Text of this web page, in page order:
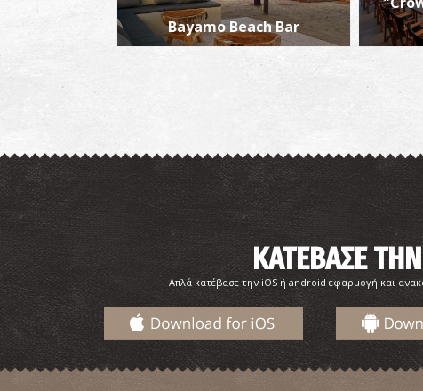
Bayamo Beach Bar
ΚΑΤΕΒΑΣΕ
Απλά κατέβασε την iOS ή android εφαρμογή και